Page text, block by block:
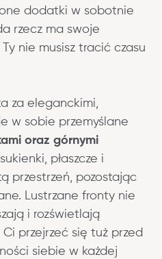
dodatki w sobotnie
rzecz ma swoje
nie musisz tracić czasu
za eleganckimi,
w sobie przemyślane
oraz górnymi
płaszcze i
przestrzeń, pozostając
Lustrzane fronty nie
i rozświetlają
przejrzeć się tuż przed
siebie w każdej